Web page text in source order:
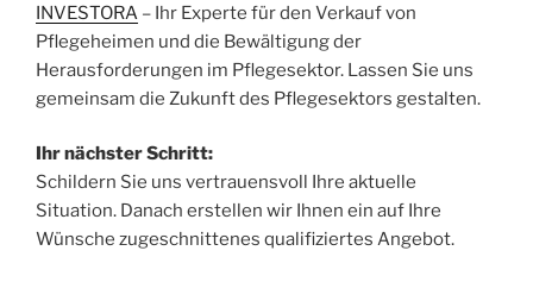
INVESTORA – Ihr Experte für den Verkauf von
Pflegeheimen und die Bewältigung der
Herausforderungen im Pflegesektor. Lassen Sie uns
gemeinsam die Zukunft des Pflegesektors gestalten.
Ihr nächster Schritt:
Schildern Sie uns vertrauensvoll Ihre aktuelle
Situation. Danach erstellen wir Ihnen ein auf Ihre
Wünsche zugeschnittenes qualifiziertes Angebot.